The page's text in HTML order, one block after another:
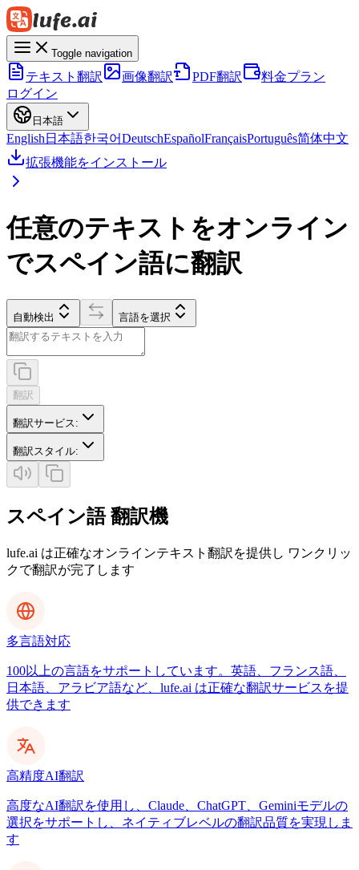
Toggle navigation
テキスト翻訳 画像翻訳 PDF翻訳
料金プラン
ログイン
日本語
English 日本語한국어DeutschEspañolFrançaisPortuguês简体中文
拡張機能をインストール
任意のテキストをオンライン
でスペイン語に翻訳
自動検出 言語を選択
翻訳
翻訳サービス :
翻訳スタイル:
スペイン語 翻訳機
lufe.ai は正確なオンラインテキスト翻訳を提供し ワンクリッ
クで翻訳が完了します
多言語対応
100以上の言語をサポートしています。英語、フランス語、
日本語、アラビア語など、lufe.ai は正確な翻訳サービスを提
供できます
高精度AI翻訳
高度なAI翻訳を使用し、Claude、ChatGPT、Geminiモデルの
選択をサポートし、ネイティブレベルの翻訳品質を実現しま
す